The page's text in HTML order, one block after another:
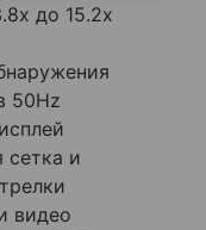
до 15.2x
50Hz
сетка и
видео